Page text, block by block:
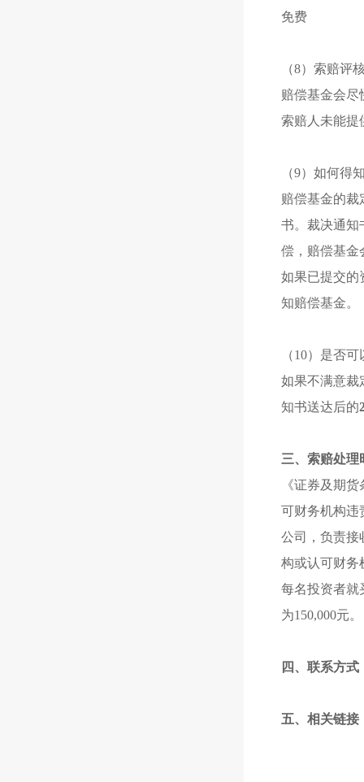
免费
（8）索赔评
赔偿基金会尽
索赔人未能提
（9）如何得
赔偿基金的裁
书。裁决通知
偿，赔偿基金
如果已提交的
知赔偿基金。
（10）是否
如果不满意裁
知书送达后的
三、索赔处理
《证券及期
可财务机构违
公司，负责接
构或认可财务
每名投资者就
为150,000元。
四、联系方式
五、相关链接